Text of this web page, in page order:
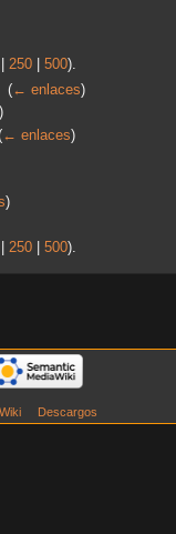
250| 500).
(← enlaces)
)
← enlaces)
)
250| 500).
Descargos